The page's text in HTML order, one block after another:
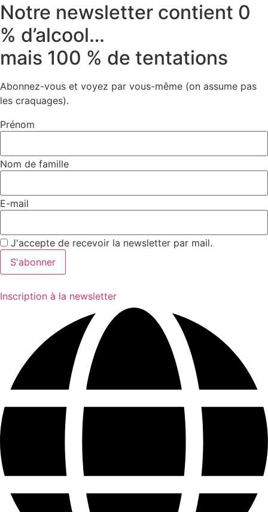
Notre newsletter contient 0
% d’alcool…
mais 100 % de tentations
Abonnez-vous et voyez par vous-même (on assume pas
les craquages).
Prénom
Nom de famille
E-mail
J'accepte de recevoir la newsletter par mail.
Inscription à la newsletter